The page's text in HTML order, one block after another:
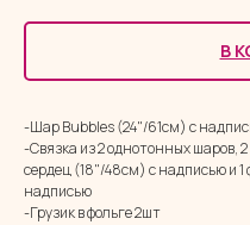
В
-Шар Bubbles (24"/61см) с
-Связка из 2 однотонных шаров,
сердец (18"/48см) с надписью и
надписью
-Грузик в фольге 2шт